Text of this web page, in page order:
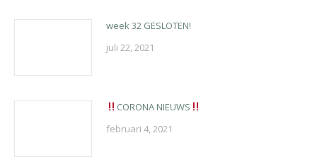
week 32 GESLOTEN!
juli 22, 2021
CORONA NIEUWS
februari 4, 2021